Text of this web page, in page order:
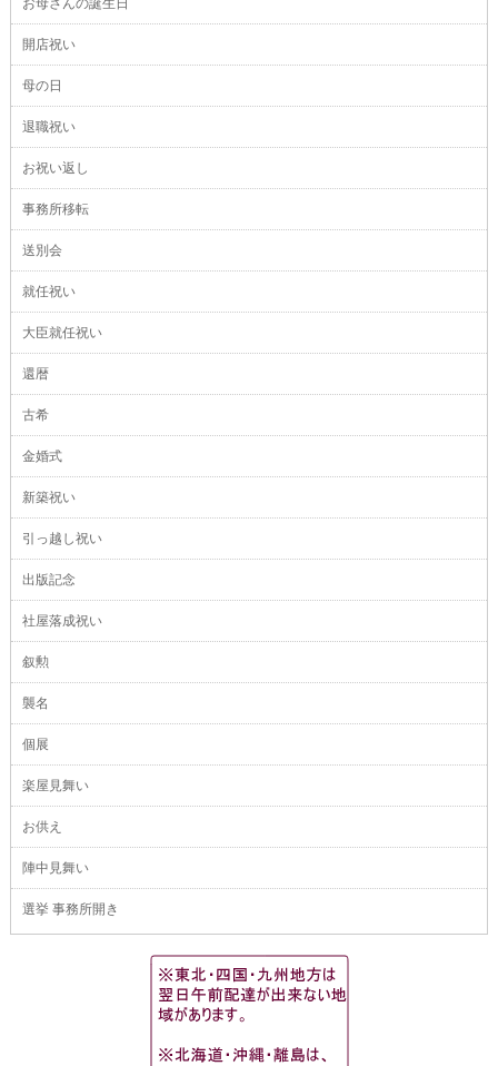
お母さんの誕生日
開店祝い
母の日
退職祝い
お祝い返し
事務所移転
送別会
就任祝い
大臣就任祝い
還暦
古希
金婚式
新築祝い
引っ越し祝い
出版記念
社屋落成祝い
叙勲
襲名
個展
楽屋見舞い
お供え
陣中見舞い
選挙 事務所開き